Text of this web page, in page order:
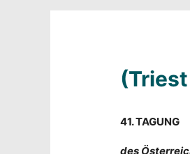
41. TAGUNG
des